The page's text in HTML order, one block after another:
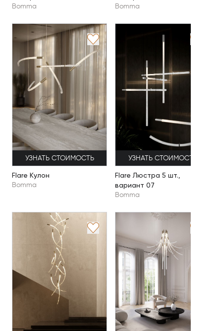
Bomma Bomma
УЗНАТЬ СТОИМОСТЬ
Flare Кулон
Bomma
УЗНАТЬ СТОИМОСТЬ
Flare Люстра 5 шт.,
вариант 07
Bomma